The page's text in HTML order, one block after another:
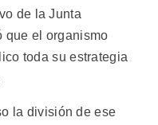
de la Junta
que el organismo
toda su estrategia
la división de ese